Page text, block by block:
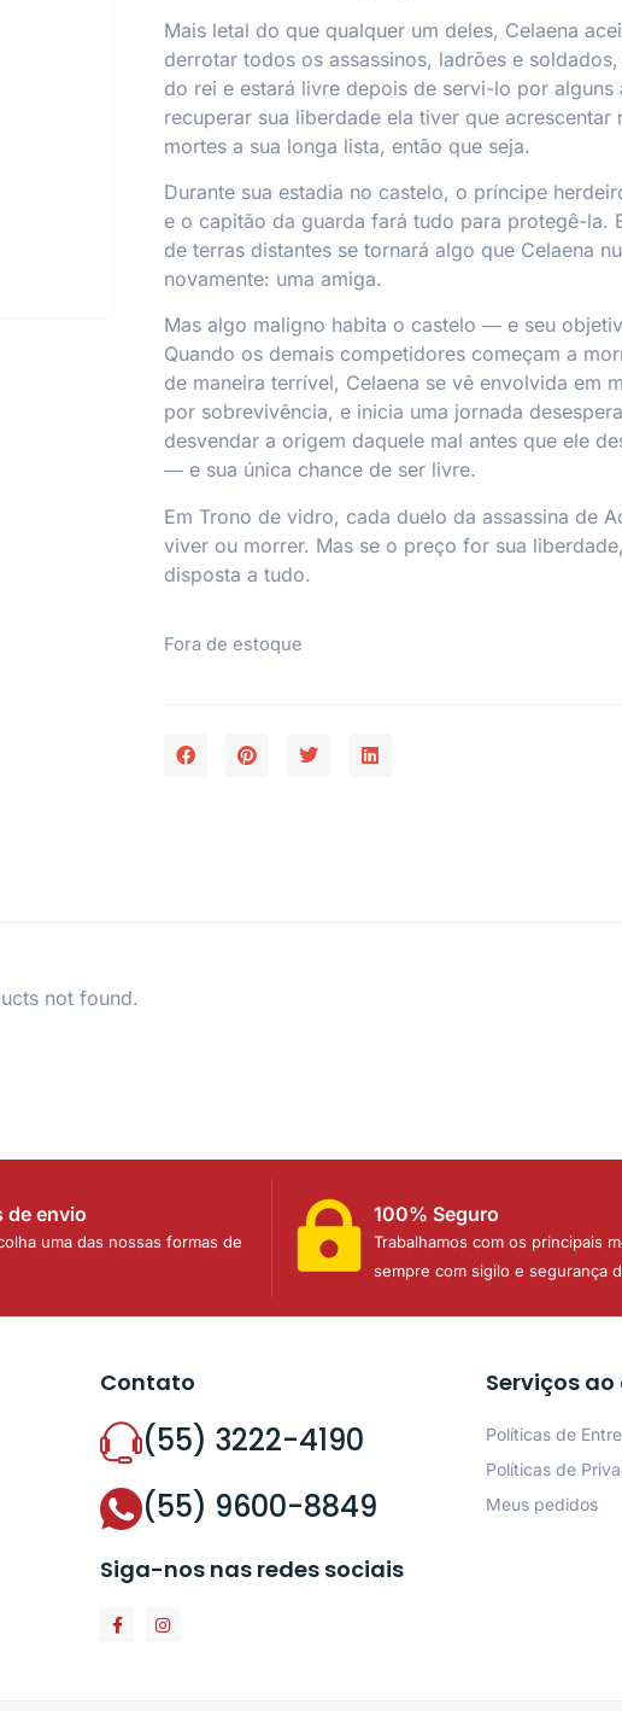
Mais letal do que qualquer um deles, Celaena
derrotar todos os assassinos, ladrões e
do rei e estará livre depois de servi-lo por alguns
recuperar sua liberdade ela tiver que acrescentar
mortes a sua longa lista, então que seja.
Durante sua estadia no castelo, o príncipe
e o capitão da guarda fará tudo para protegê-la.
de terras distantes se tornará algo que Celaena
novamente: uma amiga.
Mas algo maligno habita o castelo ― e seu
Quando os demais competidores começam a
de maneira terrível, Celaena se vê envolvida em
por sobrevivência, e inicia uma jornada
desvendar a origem daquele mal antes que ele
― e sua única chance de ser livre.
Em Trono de vidro, cada duelo da assassina de
viver ou morrer. Mas se o preço for sua
disposta a tudo.
Fora de estoque
not found.
de envio
uma das nossas formas de
100% Seguro
Trabalhamos com os principais
sempre com sigilo e segurança
Contato
(55) 3222-4190
(55) 9600-8849
Siga-nos nas redes sociais
Serviços
Políticas de
Políticas de
Meus pedidos